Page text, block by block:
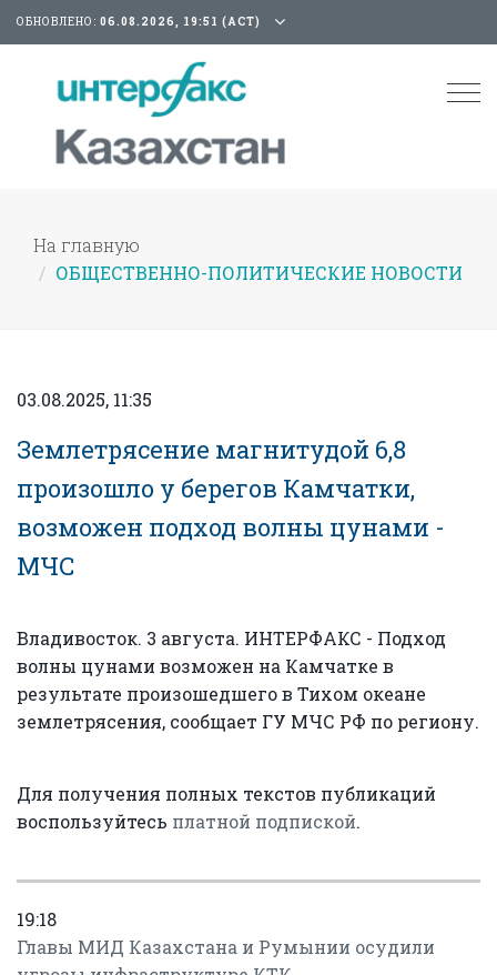
ОБНОВЛЕНО: 06.08.2026, 19:51 (АСТ)
На главную
ОБЩЕСТВЕННО-ПОЛИТИЧЕСКИЕ НОВОСТИ
03.08.2025, 11:35
Землетрясение магнитудой 6,8
произошло у берегов Камчатки,
возможен подход волны цунами -
МЧС
Владивосток. 3 августа. ИНТЕРФАКС - Подход
волны цунами возможен на Камчатке в
результате произошедшего в Тихом океане
землетрясения, сообщает ГУ МЧС РФ по региону.
Для получения полных текстов публикаций
воспользуйтесь платной подпиской.
19:18
Главы МИД Казахстана и Румынии осудили